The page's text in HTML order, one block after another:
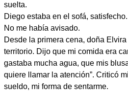
suelta.
Diego estaba en el sofá, satisfecho.
No me había avisado.
Desde la primera cena, doña
territorio. Dijo que mi comida era
gastaba mucha agua, que mis
quiere llamar la atención”. Criticó
sueldo, mi forma de sentarme.